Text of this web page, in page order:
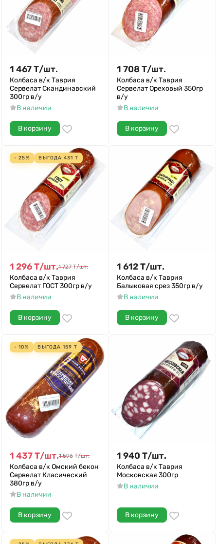
1 467Т/шт.
Колбаса в/к Таврия
Сервелат Скандинавский
300гр в/у
В наличии
В корзину
1 708 Т/шт.
Колбаса в/к Таврия
Сервелат Ореховый 350гр
в/у
В наличии
В корзину
- 25% ВЫГОДА 431 Т
1 296Т/шт.1 727 Т/шт.
Колбаса в/к Таврия
Сервелат ГОСТ 300гр в/у
В наличии
В корзину
1 612Т/шт.
Колбаса в/к Таврия
Балыковая срез 350гр в/у
В наличии
В корзину
- 10% ВЫГОДА 159 Т
1 437Т/шт.1 596 Т/шт.
Колбаса в/к Омский бекон
Сервелат Класический
380гр в/у
В наличии
В корзину
1 940 Т/шт.
Колбаса в/к Таврия
Московская 300гр
В наличии
В корзину